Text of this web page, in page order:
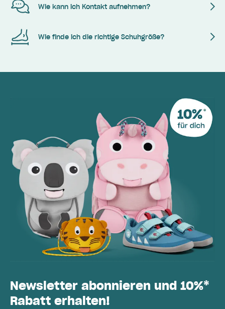
Wie kann ich Kontakt aufnehmen?
Wie finde ich die richtige Schuhgröße?
Newsletter abonnieren und 10%*
Rabatt erhalten!